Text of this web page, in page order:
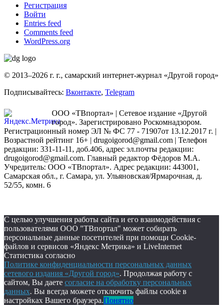
Регистрация
Войти
Entries feed
Comments feed
WordPress.org
© 2013–2026 г. г., самарский интернет-журнал «Другой город»
Подписывайтесь: Вконтакте, Telegram
ООО «ТВпортал» | Сетевое издание «Другой
город». Зарегистрировано Роскомнадзором.
Регистрационный номер ЭЛ № ФС 77 - 71907от 13.12.2017 г. |
Возрастной рейтинг 16+ | drugoigorod@gmail.com | Телефон
редакции: 331-11-11, доб.406, адрес эл.почты редакции:
drugoigorod@gmail.com. Главный редактор Фёдоров М.А.
Учредитель: ООО «ТВпортал». Адрес редакции: 443001,
Самарская обл., г. Самара, ул. Ульяновская/Ярмарочная, д.
52/55, комн. 6
С целью улучшения работы сайта и его взаимодействия с
пользователями ООО "ТВпортал" может собирать
персональные данные посетителей при помощи Cookie-
файлов и сервисов «Яндекс Метрика» и LiveInternet
Статистика согласно
Политике конфиденциальности персональных данных
сетевого издания «Другой город». Продолжая работу с
сайтом, Вы даете согласие на обработку персональных
данных. Вы всегда можете отключить файлы cookie в
настройках Вашего браузера.Понятно